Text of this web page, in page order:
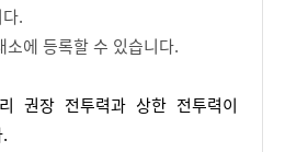
.
소에 등록할 수 있습니다.
권장 전투력과 상한 전투력이